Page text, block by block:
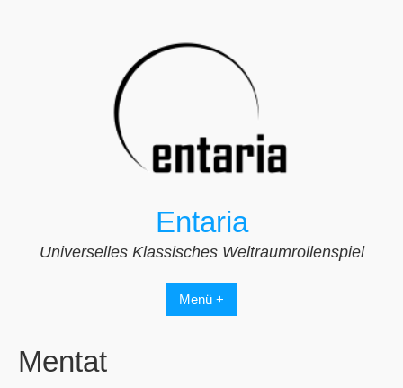
Entaria
Universelles Klassisches Weltraumrollenspiel
Menü +
Mentat